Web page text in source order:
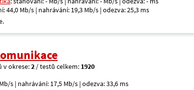
44,0 Mb/s | nahrávání: 19,3 Mb/s | odezva: 25,3 ms
v okrese:2 / testů celkem: 1920
s | nahrávání: 17,5 Mb/s | odezva: 33,6 ms